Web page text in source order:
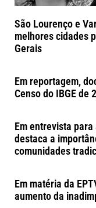
São Lourenço e
melhores cidades
Gerais
Em reportagem,
Censo do IBGE de
Em entrevista para
destaca a
comunidades
Em matéria da
aumento da